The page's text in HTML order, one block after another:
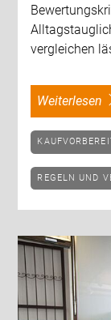
vergleichen
weiterlesen
REGELN UND